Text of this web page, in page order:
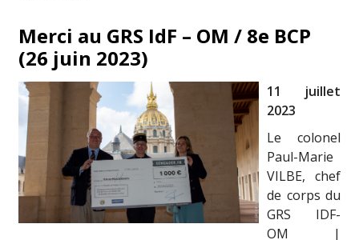
Merci au GRS IdF – OM / 8e BCP
(26 juin 2023)
11 juillet
2023
Le colonel
Paul-Marie
VILBE, chef
de corps du
GRS IDF-
OM |